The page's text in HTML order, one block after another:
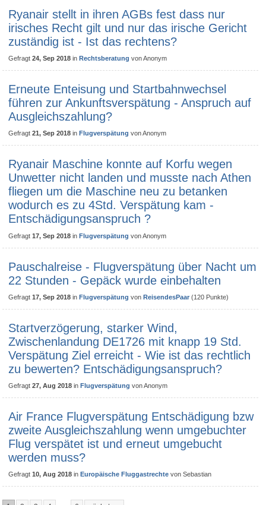
Ryanair stellt in ihren AGBs fest dass nur
irisches Recht gilt und nur das irische Gericht
zuständig ist - Ist das rechtens?
Gefragt 24, Sep 2018 inRechtsberatung vonAnonym
Erneute Enteisung und Startbahnwechsel
führen zur Ankunftsverspätung - Anspruch auf
Ausgleichszahlung?
Gefragt 21, Sep 2018 in Flugverspätung vonAnonym
Ryanair Maschine konnte auf Korfu wegen
Unwetter nicht landen und musste nach Athen
fliegen um die Maschine neu zu betanken
wodurch es zu 4Std. Verspätung kam -
Entschädigungsanspruch ?
Gefragt 17, Sep 2018 inFlugverspätung vonAnonym
Pauschalreise - Flugverspätung über Nacht um
22 Stunden - Gepäck wurde einbehalten
Gefragt 17, Sep 2018 inFlugverspätung vonReisendesPaar (120 Punkte)
Startverzögerung, starker Wind,
Zwischenlandung DE1726 mit knapp 19 Std.
Verspätung Ziel erreicht - Wie ist das rechtlich
zu bewerten? Entschädigungsanspruch?
Gefragt 27, Aug 2018 inFlugverspätung vonAnonym
Air France Flugverspätung Entschädigung bzw
zweite Ausgleichszahlung wenn umgebuchter
Flug verspätet ist und erneut umgebucht
werden muss?
Gefragt 10, Aug 2018 in Europäische Fluggastrechte vonSebastian